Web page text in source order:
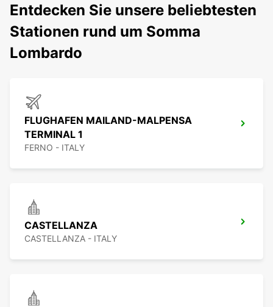
Entdecken Sie unsere beliebtesten
Stationen rund um Somma
Lombardo
FLUGHAFEN MAILAND-MALPENSA
TERMINAL 1
FERNO - ITALY
CASTELLANZA
CASTELLANZA - ITALY